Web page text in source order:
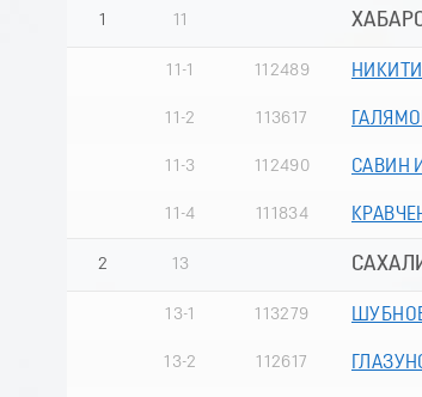
1 11
11-1 112489
11-2 113617
11-3 112490 САВИН
11-4 111834
2 13
13-1 113279
13-2 112617